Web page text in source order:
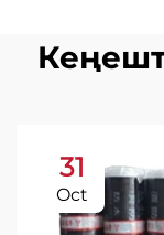
31
Oct